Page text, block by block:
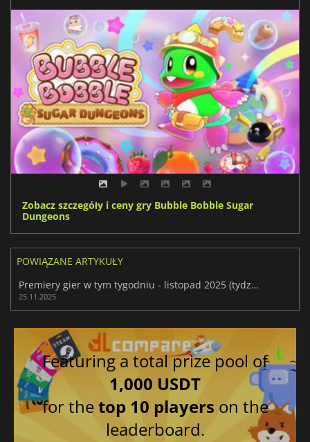
Zobacz szczegóły i ceny gry Bubble Bobble Sugar
Dungeons
POWIĄZANE ARTYKUŁY
Premiery gier w tym tygodniu - listopad 2025 (tydzień 48)
25.11.2025
Featuring a total prize pool of
1,000 USDT
for thetop 10 players on the
leaderboard.